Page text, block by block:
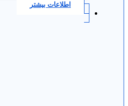
اطلاعات بیشتر